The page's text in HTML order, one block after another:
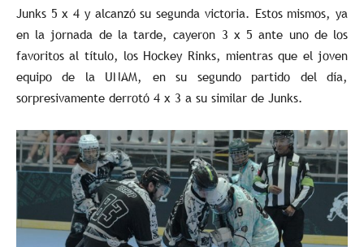
Junks 5 x 4 y alcanzó su segunda victoria. Estos mismos, ya
en la jornada de la tarde, cayeron 3 x 5 ante uno de los
favoritos al título, los Hockey Rinks, mientras que el joven
equipo de la UNAM, en su segundo partido del día,
sorpresivamente derrotó 4 x 3 a su similar de Junks.